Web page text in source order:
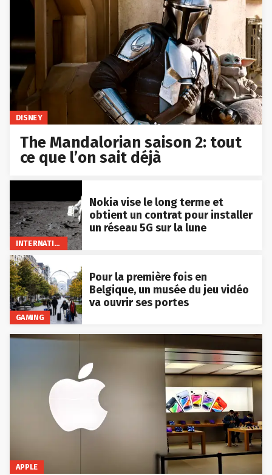
DISNEY
The Mandalorian saison 2: tout
ce que l’on sait déjà
INTERNATIONAL
Nokia vise le long terme et
obtient un contrat pour installer
un réseau 5G sur la lune
GAMING
Pour la première fois en
Belgique, un musée du jeu vidéo
va ouvrir ses portes
APPLE